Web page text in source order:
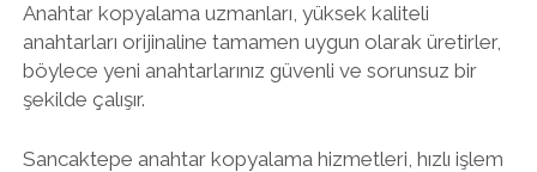
Anahtar kopyalama uzmanları, yüksek kaliteli
anahtarları orijinaline tamamen uygun olarak üretirler,
böylece yeni anahtarlarınız güvenli ve sorunsuz bir
şekilde çalışır.
Sancaktepe anahtar kopyalama hizmetleri, hızlı işlem